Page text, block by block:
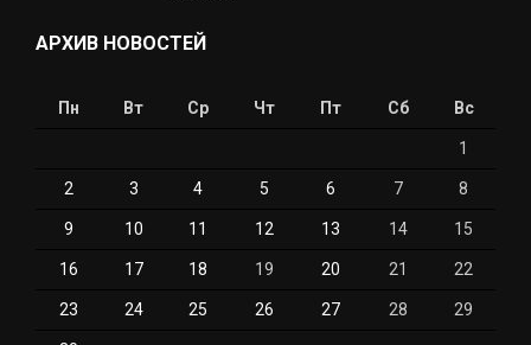
АРХИВ НОВОСТЕЙ
Пн Вт Ср Чт Пт Сб Вс
1
2 3 4 5 6 7 8
9 10 11 12 13 14 15
16 17 18 19 20 21 22
23 24 25 26 27 28 29